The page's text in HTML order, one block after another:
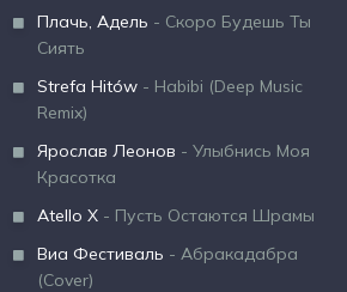
Плачь, Адель - Скоро Будешь Ты
Сиять
Strefa Hitów - Habibi (Deep Music
Remix)
Ярослав Леонов - Улыбнись Моя
Красотка
Atello X - Пусть Остаются Шрамы
Виа Фестиваль - Абракадабра
(Cover)